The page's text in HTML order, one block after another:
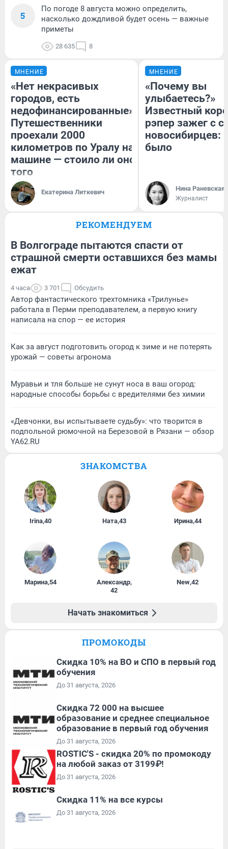
5
По погоде 8 августа можно определить,
насколько дождливой будет осень — важные
приметы
28 635 8
МНЕНИЕ
«Нет некрасивых
городов, есть
недофинансированные».
Путешественники
проехали 2000
километров по Уралу на
машине — стоило ли оно
того
Екатерина Литкевич
МНЕНИЕ
«Почему вы
улыбаетесь?»
Известный
рэпер зажег с
новосибирцев:
было
Нина Раневская
Журналист
РЕКОМЕНДУЕМ
В Волгограде пытаются спасти от
страшной смерти оставшихся без мамы
ежат
4 часа 3 701 Обсудить
Автор фантастического трехтомника «Трилунье»
работала в Перми преподавателем, а первую книгу
написала на спор — ее история
Как за август подготовить огород к зиме и не потерять
урожай — советы агронома
Муравьи и тля больше не сунут носа в ваш огород:
народные способы борьбы с вредителями без химии
«Девчонки, вы испытываете судьбу»: что творится в
подпольной рюмочной на Березовой в Рязани — обзор
YA62.RU
ЗНАКОМСТВА
Irina,40 Ната,43 Ирина,44
Марина,54 Александр,
42
New,42
Начать знакомиться
ПРОМОКОДЫ
Скидка 10% на ВО и СПО в первый год
обучения
До 31 августа, 2026
Скидка 72 000 на высшее
образование и среднее специальное
образование в первый год обучения
До 31 августа, 2026
ROSTIC'S - скидка 20% по промокоду
на любой заказ от 3199₽!
До 31 августа, 2026
Скидка 11% на все курсы
До 31 августа, 2026